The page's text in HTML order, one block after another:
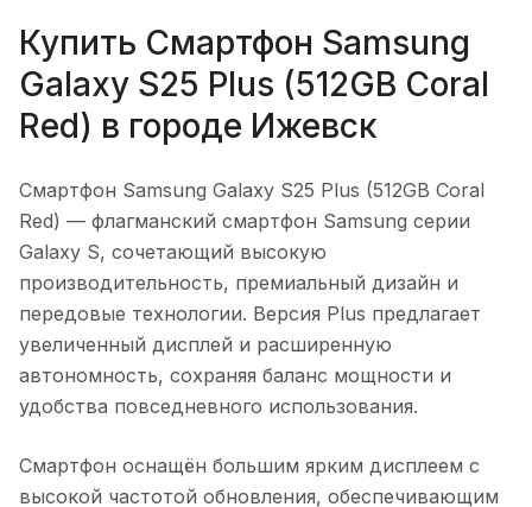
Купить Смартфон Samsung
Galaxy S25 Plus (512GB Coral
Red) в городе Ижевск
Смартфон Samsung Galaxy S25 Plus (512GB Coral
Red) — флагманский смартфон Samsung серии
Galaxy S, сочетающий высокую
производительность, премиальный дизайн и
передовые технологии. Версия Plus предлагает
увеличенный дисплей и расширенную
автономность, сохраняя баланс мощности и
удобства повседневного использования.
Смартфон оснащён большим ярким дисплеем с
высокой частотой обновления, обеспечивающим